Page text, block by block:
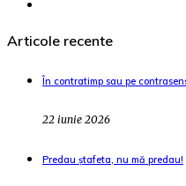
Articole recente
În contratimp sau pe
22 iunie 2026
Predau ștafeta, nu mă predau!